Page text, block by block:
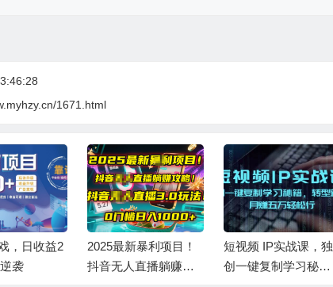
1671.html
，日收益2
袭
2025最新暴利项目！
抖音无人直播躺赚攻
短视频 IP实战课，独
创一键复制学习秘